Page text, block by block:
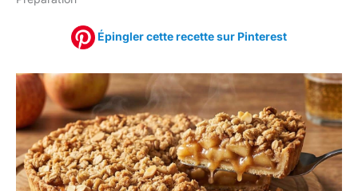
Épingler cette recette sur Pinterest